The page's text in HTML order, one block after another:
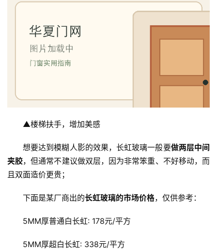
▲楼梯扶手，增加美感
想要达到模糊人影的效果，长虹玻璃一般要做两层中间
夹胶，但通常不建议做双层，因为非常笨重、不好移动，而
且双面造价更贵；
下面是某厂商出的长虹玻璃的市场价格，仅供参考：
5MM厚普通白长虹: 178元/平方
5MM厚超白长虹: 338元/平方